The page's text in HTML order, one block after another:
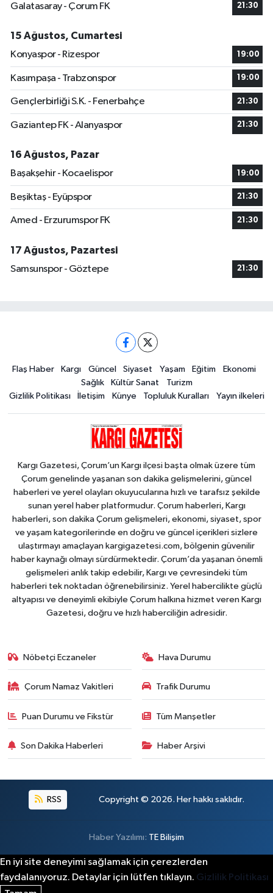
Galatasaray - Çorum FK
21:30
15 Ağustos, Cumartesi
Konyaspor - Rizespor
19:00
Kasımpaşa - Trabzonspor 19:00
Gençlerbirliği S.K. - Fenerbahçe 21:30
Gaziantep FK - Alanyaspor 21:30
16 Ağustos, Pazar
Başakşehir - Kocaelispor
19:00
Beşiktaş - Eyüpspor 21:30
Amed - Erzurumspor FK 21:30
17 Ağustos, Pazartesi
Samsunspor - Göztepe
21:30
Flaş Haber Kargı Güncel Siyaset Yaşam Eğitim
Ekonomi
Sağlık
Kültür Sanat
Turizm
Gizlilik Politikası
İletişim Künye Topluluk Kuralları Yayın ilkeleri
Kargı Gazetesi, Çorum’un Kargı ilçesi başta olmak üzere tüm
Çorum genelinde yaşanan son dakika gelişmelerini, güncel
haberleri ve yerel olayları okuyucularına hızlı ve tarafsız şekilde
sunan yerel haber platformudur. Çorum haberleri, Kargı
haberleri, son dakika Çorum gelişmeleri, ekonomi, siyaset, spor
ve yaşam kategorilerinde en doğru ve güncel içerikleri sizlere
ulaştırmayı amaçlayan kargigazetesi.com, bölgenin güvenilir
haber kaynağı olmayı sürdürmektedir. Çorum’da yaşanan önemli
gelişmeleri anlık takip edebilir, Kargı ve çevresindeki tüm
haberleri tek noktadan öğrenebilirsiniz. Yerel habercilikte güçlü
altyapısı ve deneyimli ekibiyle Çorum halkına hizmet veren Kargı
Gazetesi, doğru ve hızlı haberciliğin adresidir.
Nöbetçi Eczaneler Hava Durumu
Çorum Namaz Vakitleri Trafik Durumu
Puan Durumu ve Fikstür Tüm Manşetler
Son Dakika Haberleri Haber Arşivi
RSS Copyright © 2026. Her hakkı saklıdır.
Haber Yazılımı: TE Bilişim
En iyi site deneyimi sağlamak için çerezlerden
faydalanıyoruz. Detaylar için lütfen tıklayın. Gizlilik Politikası